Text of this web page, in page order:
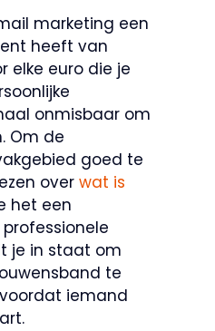
marketing een
heeft van
elke euro die je
onmisbaar om
Om de
goed te
over wat is
het een
je in staat om
te
iemand